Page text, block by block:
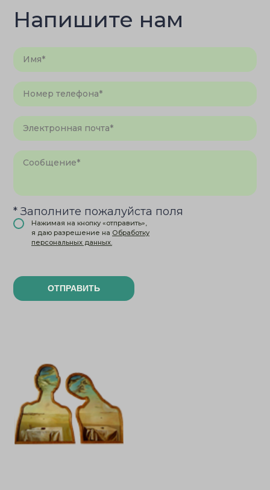
Напишите нам
* Заполните пожалуйста поля
Нажимая на кнопку «отправить»,
я даю разрешение на Обработку
персональных данных.
ОТПРАВИТЬ